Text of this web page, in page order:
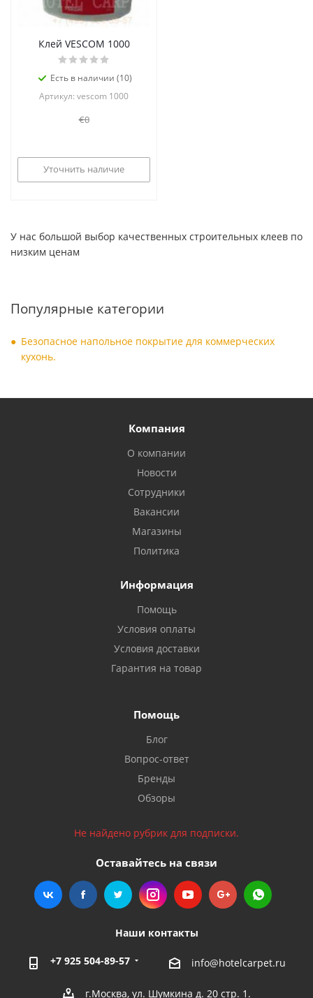
Клей VESCOM 1000
Есть в наличии (10)
Артикул: vescom 1000
€0
Уточнить наличие
У нас большой выбор качественных строительных клеев по
низким ценам
Популярные категории
Безопасное напольное покрытие для коммерческих
кухонь.
Компания
О компании
Новости
Сотрудники
Вакансии
Магазины
Политика
Информация
Помощь
Условия оплаты
Условия доставки
Гарантия на товар
Помощь
Блог
Вопрос-ответ
Бренды
Обзоры
Не найдено рубрик для подписки.
Оставайтесь на связи
Наши контакты
+7 925 504-89-57 info@hotelcarpet.ru
г.Москва, ул. Шумкина д. 20 стр. 1.